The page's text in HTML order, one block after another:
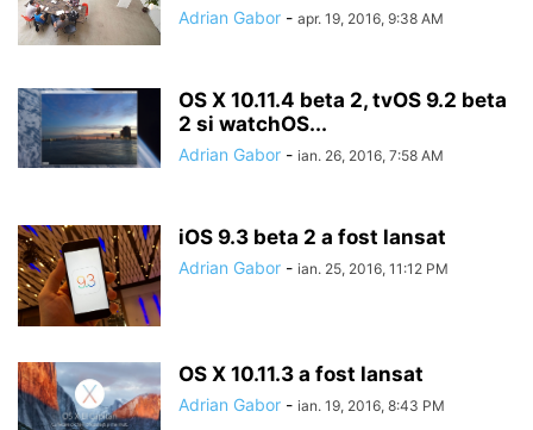
Adrian Gabor - apr. 19, 2016, 9:38 AM
OS X 10.11.4 beta 2, tvOS 9.2 beta
2 si watchOS...
Adrian Gabor - ian. 26, 2016, 7:58 AM
iOS 9.3 beta 2 a fost lansat
Adrian Gabor - ian. 25, 2016, 11:12 PM
OS X 10.11.3 a fost lansat
Adrian Gabor - ian. 19, 2016, 8:43 PM